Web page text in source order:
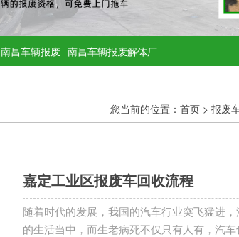
南昌车辆报废 南昌车辆报废解体厂
您当前的位置： 首页 > 报废
嘉定工业区报废车回收流程
随着时代的发展，我国的汽车行业突飞猛进
的生活当中，而生老病死不仅只有人有，汽